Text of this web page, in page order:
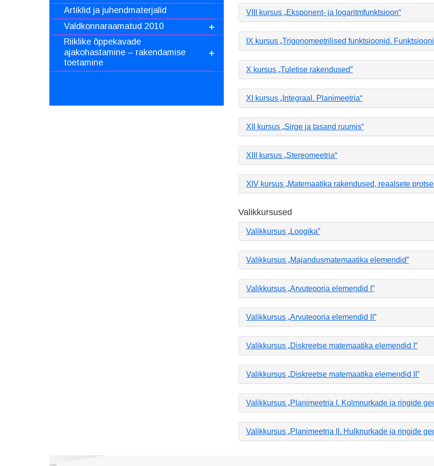
Artiklid ja juhendmaterjalid
Valdkonnaraamatud 2010
Riiklike õppekavade
ajakohastamine – rakendamise
toetamine
VIII kursus „Eksponent- ja logaritmfunktsioon“
IX kursus „Trigonomeetrilised funktsioonid.
X kursus „Tuletise rakendused”
XI kursus „Integraal. Planimeetria“
XII kursus „Sirge ja tasand ruumis“
XIII kursus „Stereomeetria“
XIV kursus „Matemaatika rakendused, reaalsete
Valikkursused
Valikkursus „Loogika”
Valikkursus „Majandusmatemaatika elemendid”
Valikkursus „Arvuteooria elemendid I”
Valikkursus „Arvuteooria elemendid II”
Valikkursus „Diskreetse matemaatika elemendid I”
Valikkursus „Diskreetse matemaatika elemendid II”
Valikkursus „Planimeetria I. Kolmnurkade ja ringide
Valikkursus „Planimeetria II. Hulknurkade ja ringide